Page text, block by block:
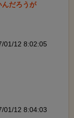
んだろうが
01/12 8:02:05
01/12 8:04:03